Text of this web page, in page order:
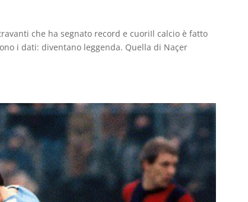
che ha segnato record e cuoriIl calcio è fatto
i dati: diventano leggenda. Quella di Naçer